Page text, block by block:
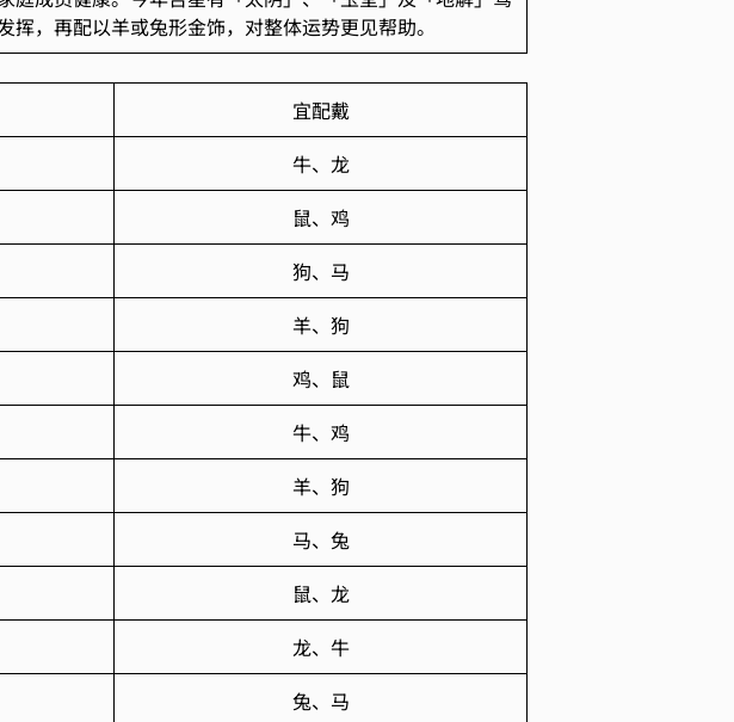
，再配以羊或兔形金饰，对整体运势更见帮助。
宜配戴
牛、龙
鼠、鸡
狗、马
羊、狗
鸡、鼠
牛、鸡
羊、狗
马、兔
鼠、龙
龙、牛
兔、马